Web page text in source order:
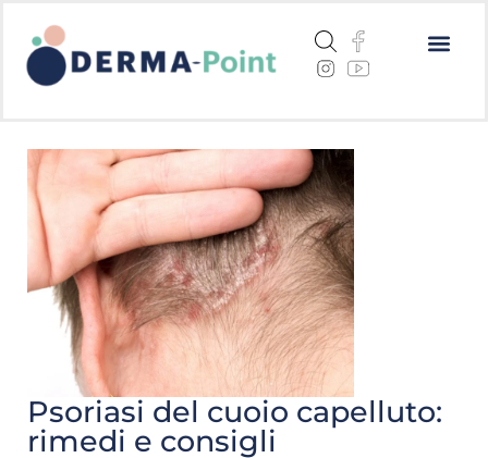
Psoriasi del cuoio capelluto:
rimedi e consigli